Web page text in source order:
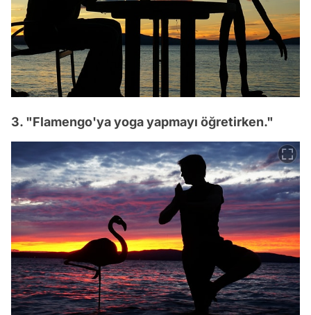
3. "Flamengo'ya yoga yapmayı öğretirken."